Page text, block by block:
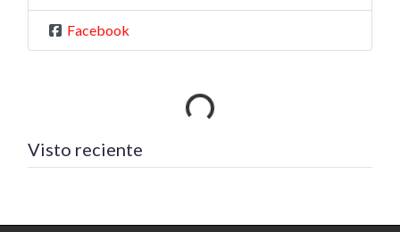
Facebook
Visto reciente
Cargando…